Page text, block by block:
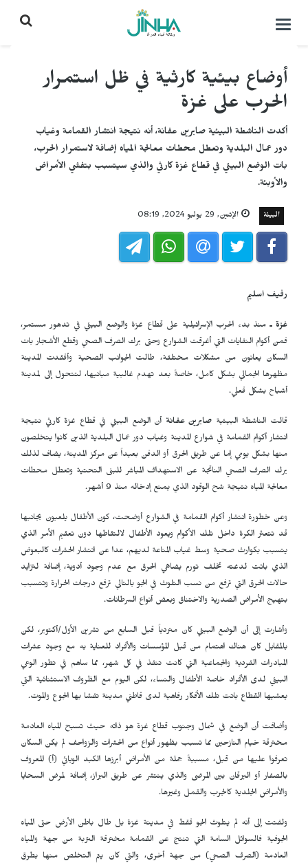
التحكم
أوضاع بيئية كارثية في ظل استمرار
الحرب على غزة
أكدت الناشطة البيئية صابرين عفانة، أنه نتيجة انتشار القمامة وغياب
دور عمال البلدية وتعطل محطات معالجة المياه إضافة لاستمرار الحرب،
بات الوضع البيئي في قطاع غزة كارثي والذي سيتسبب بتفشي الأمراض
والأوبئة.
البيئة الإثنين, 29 يوليو 2024, 08:19
رفيف اسليم
غزة ـ منذ بدء الحرب الإسرائيلية على قطاع غزة والوضع البيئي في تدهور مستمر،
فمن أكوام النفايات التي أغرقت الشوارع وحتى برك الصرف الصحي وقطع الأشجار بات
السكان يعانون من مشكلات مختلفة، طالت الجوانب الصحية وأفقدت المدينة
مظهرها الجمالي بشكل كامل، خاصةً بعد تهدم غالبية مبانيها، لتتحول إلى لمدينة
أشباح بشكل فعلي.
قالت الناشطة البيئية صابرين عفانة أن الوضع البيئي في قطاع غزة كارثي نتيجة
انتشار أكوام القمامة في شوارع المدينة وغياب دور عمال البلدية الذين كانوا يتخلصون
منها بشكل يومي إما عن طريق الحرق أو الدفن بعيداً عن مركز المدينة، يضاف لذلك
برك الصرف الصحي الناتجة عن الاستهداف المباشر للبنى التحتية وتعطل محطات
معالجة المياه نتيجة شح الوقود الذي يمنع إدخاله منذ 9 أشهر.
وعن خطورة انتشار أكوام القمامة في الشوارع أوضحت، كون الأطفال يلعبون بجانبها
قد تتعثر الكرة داخل تلك الأكوام ويعود الأطفال لالتقاطها دون تعقيم الأمر الذي
يتسبب بكوارث صحية وسط غياب المناعة لديهم، عدا عن انتشار الحشرات كالبعوض
الذي باتت لدغته تخلف تورم يضاهي الحرق مع عدم وجود أدوية، إضافة لتزايد
حالات الحرق التي ترفع من نسب التلوث في الجو بالتالي ترفع درجات الحرارة وتتسبب
بتهيج الأمراض الصدرية والاختناق وبعض أنواع السرطانات.
وأشارت إلى أن الوضع البيئي كان متردياً قبل السابع من تشرين الأول/أكتوبر، لكن
بالمقابل كان هناك اهتمام من قبل المؤسسات والأفراد للعناية به مع وجود عشرات
المبادرات الفردية والجماعية التي كانت تنفذ في كل شهر، مما ساهم في تطور الوعي
البيئي لدى الأفراد خاصة الأطفال والنساء، لكن اليوم مع الظروف الاستثنائية التي
يعشيها القطاع باتت تلك الأفكار رفاهية لدى قاطني مدينة تفشا بها الجوع والموت.
وأضافت أن الوضع في شمال وجنوب قطاع غزة هو ذاته حيث تسبح المياه العادمة
مخترقة خيام النازحين مما تسبب بظهور أنواع من الحشرات والزواحف لم يكن السكان
تعرفوا عليها من قبل، مسببةً جملة من الأمراض أبرزها الكبد الوبائي (أ) المعروف
بالصفار أو اليرقان بين المرضى والذي ينتشر عن طريق البراز، إضافة لمرض السحايا
والأمراض الجلدية كالجرب والقمل وغيرها.
ولفتت إلى أنه لم يتلوث الجو فقط في مدينة غزة بل طال باطن الأرض حتى المياه
الجوفية فالسوائل السامة التي تنتج عن القمامة مخترقة التربة من جهة والمياه
العادمة (الصرف الصحي) من جهة أخرى، والتي كان يتم التخلص منها بطرق